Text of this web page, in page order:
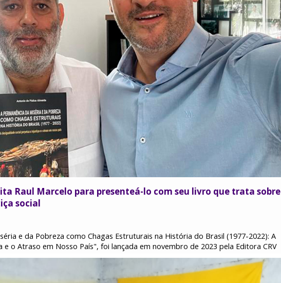
Raul Marcelo para presenteá-lo com seu livro que trata sobre
social
e da Pobreza como Chagas Estruturais na História do Brasil (1977-2022): A
e o Atraso em Nosso País", foi lançada em novembro de 2023 pela Editora CRV